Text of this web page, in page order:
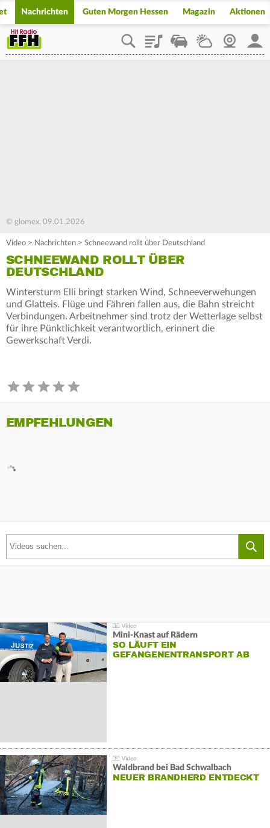
Nachrichten Guten Morgen Hessen Magazin Aktionen
PlaylistStaupilotWetterWebcam
© glomex, 09.01.2026
Video > Nachrichten > Schneewand rollt über Deutschland
SCHNEEWAND ROLLT ÜBER
DEUTSCHLAND
Wintersturm Elli bringt starken Wind, Schneeverwehungen
und Glatteis. Flüge und Fähren fallen aus, die Bahn streicht
Verbindungen. Arbeitnehmer sind trotz der Wetterlage selbst
für ihre Pünktlichkeit verantwortlich, erinnert die
Gewerkschaft Verdi.
EMPFEHLUNGEN
Mini-Knast auf Rädern
SO LÄUFT EIN
GEFANGENENTRANSPORT AB
Waldbrand bei Bad Schwalbach
NEUER BRANDHERD ENTDECKT